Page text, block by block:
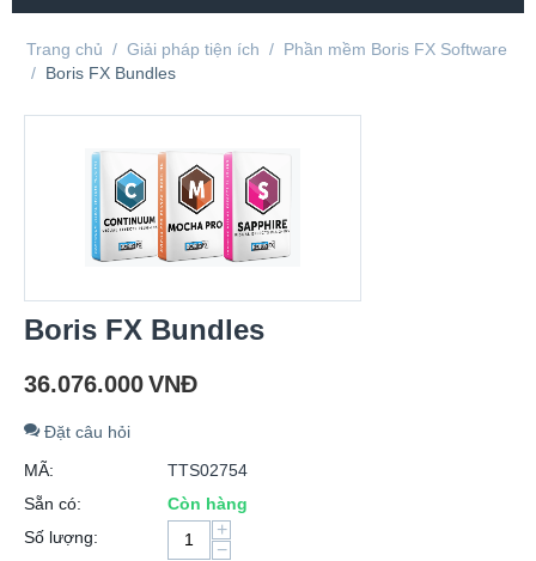
Trang chủ / Giải pháp tiện ích / Phần mềm Boris FX Software
/ Boris FX Bundles
Boris FX Bundles
36.076.000VNĐ
Đặt câu hỏi
MÃ:
TTS02754
Sẵn có:
Còn hàng
Số lượng:
+
−